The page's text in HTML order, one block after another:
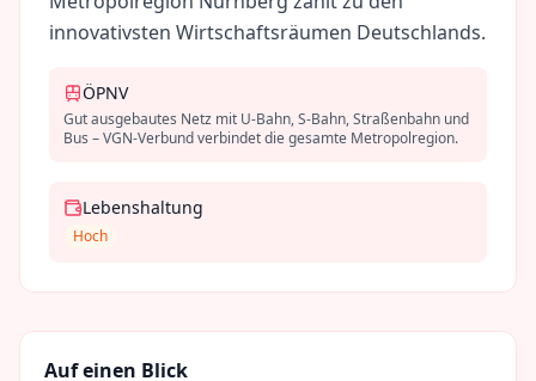
innovativsten Wirtschaftsräumen Deutschlands.
ÖPNV
Gut ausgebautes Netz mit U-Bahn, S-Bahn, Straßenbahn und
Bus – VGN-Verbund verbindet die gesamte Metropolregion.
Lebenshaltung
Hoch
Auf einen Blick